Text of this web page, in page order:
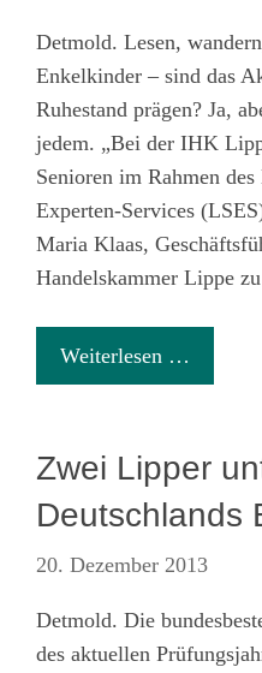
Detmold. Lesen,
Enkelkinder – sind das
Ruhestand prägen? Ja,
jedem. „Bei der IHK
Senioren im Rahmen
Experten-Services
Maria Klaas,
Handelskammer Lippe
Weiterlesen …
Zwei Lipper
Deutschlands
20. Dezember 2013
Detmold. Die
des aktuellen